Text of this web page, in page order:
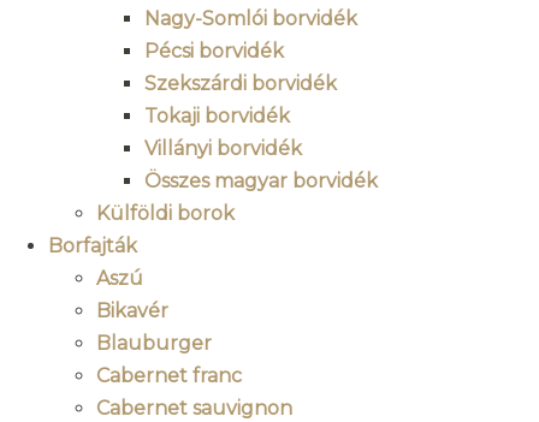
Nagy-Somlói borvidék
Pécsi borvidék
Szekszárdi borvidék
Tokaji borvidék
Villányi borvidék
Összes magyar borvidék
Külföldi borok
Borfajták
Aszú
Bikavér
Blauburger
Cabernet franc
Cabernet sauvignon